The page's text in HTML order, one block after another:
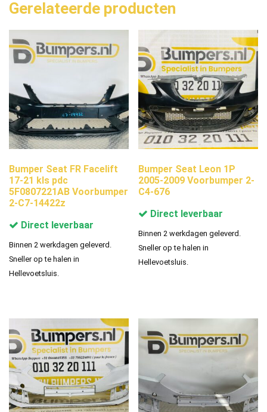
Gerelateerde producten
Bumper Seat FR Facelift
17-21 kls pdc
5F0807221AB Voorbumper
2-C7-14422z
Direct leverbaar
Binnen 2 werkdagen geleverd.
Sneller op te halen in
Hellevoetsluis.
Bumper Seat Leon 1P
2005-2009 Voorbumper 2-
C4-676
Direct leverbaar
Binnen 2 werkdagen geleverd.
Sneller op te halen in
Hellevoetsluis.